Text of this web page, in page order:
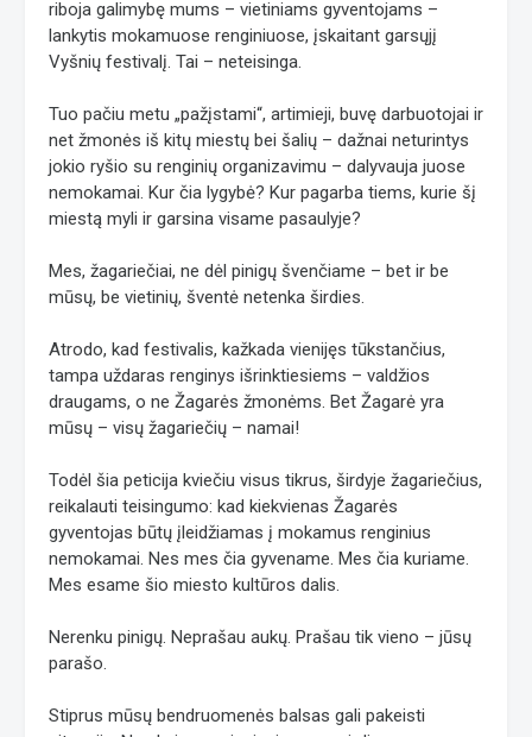
riboja galimybę mums – vietiniams gyventojams –
lankytis mokamuose renginiuose, įskaitant garsųjį
Vyšnių festivalį. Tai – neteisinga.
Tuo pačiu metu „pažįstami“, artimieji, buvę darbuotojai ir
net žmonės iš kitų miestų bei šalių – dažnai neturintys
jokio ryšio su renginių organizavimu – dalyvauja juose
nemokamai. Kur čia lygybė? Kur pagarba tiems, kurie šį
miestą myli ir garsina visame pasaulyje?
Mes, žagariečiai, ne dėl pinigų švenčiame – bet ir be
mūsų, be vietinių, šventė netenka širdies.
Atrodo, kad festivalis, kažkada vienijęs tūkstančius,
tampa uždaras renginys išrinktiesiems – valdžios
draugams, o ne Žagarės žmonėms. Bet Žagarė yra
mūsų – visų žagariečių – namai!
Todėl šia peticija kviečiu visus tikrus, širdyje žagariečius,
reikalauti teisingumo: kad kiekvienas Žagarės
gyventojas būtų įleidžiamas į mokamus renginius
nemokamai. Nes mes čia gyvename. Mes čia kuriame.
Mes esame šio miesto kultūros dalis.
Nerenku pinigų. Neprašau aukų. Prašau tik vieno – jūsų
parašo.
Stiprus mūsų bendruomenės balsas gali pakeisti